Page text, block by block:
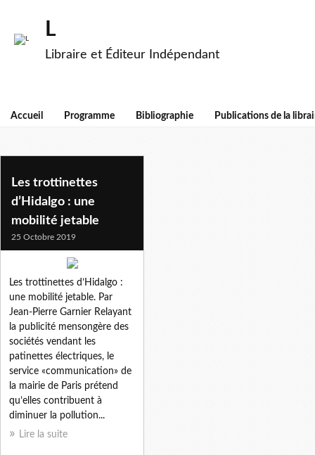
L
Libraire et Éditeur Indépendant
Accueil Programme Bibliographie Publications de la
cretinisme bobo
Les trottinettes
d’Hidalgo : une
mobilité jetable
25 Octobre 2019
Les trottinettes d’Hidalgo :
une mobilité jetable. Par
Jean-Pierre Garnier Relayant
la publicité mensongère des
sociétés vendant les
patinettes électriques, le
service «communication» de
la mairie de Paris prétend
qu’elles contribuent à
diminuer la pollution...
Lire la suite